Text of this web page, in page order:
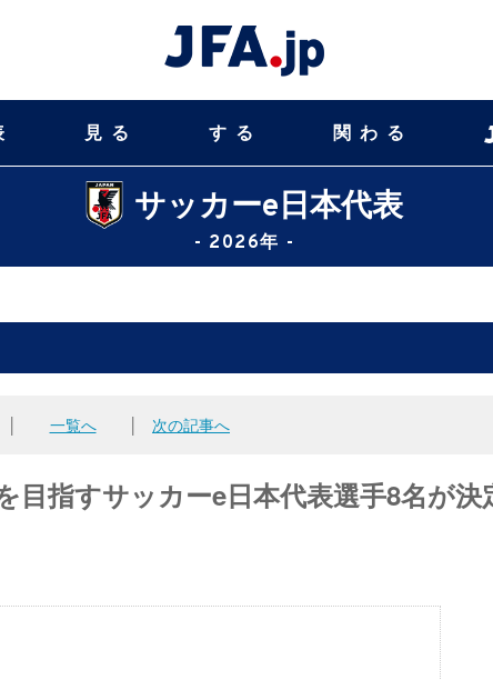
見る する 関わる
サッカーe日本代表
- 2026年 -
一覧へ 次の記事へ
指すサッカーe日本代表選手8名が決